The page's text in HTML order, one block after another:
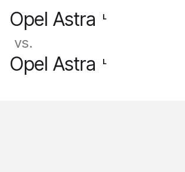
Opel Astra L
vs.
Opel Astra L